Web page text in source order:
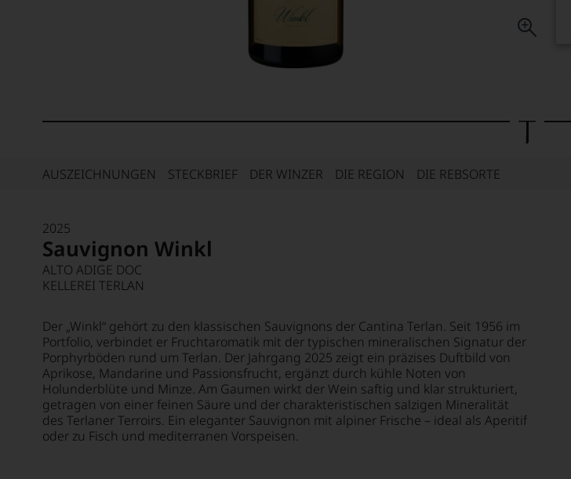
AUSZEICHNUNGEN STECKBRIEF DER WINZER DIE REGION DIE REBSORTE
2025
Sauvignon Winkl
ALTO ADIGE DOC
KELLEREI TERLAN
Der „Winkl“ gehört zu den klassischen Sauvignons der Cantina Terlan. Seit 1956 im
Portfolio, verbindet er Fruchtaromatik mit der typischen mineralischen Signatur der
Porphyrböden rund um Terlan. Der Jahrgang 2025 zeigt ein präzises Duftbild von
Aprikose, Mandarine und Passionsfrucht, ergänzt durch kühle Noten von
Holunderblüte und Minze. Am Gaumen wirkt der Wein saftig und klar strukturiert,
getragen von einer feinen Säure und der charakteristischen salzigen Mineralität
des Terlaner Terroirs. Ein eleganter Sauvignon mit alpiner Frische – ideal als Aperitif
oder zu Fisch und mediterranen Vorspeisen.